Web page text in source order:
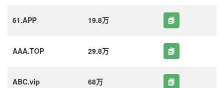
61.APP 19.8万
AAA.TOP 29.8万
ABC.vip 68万